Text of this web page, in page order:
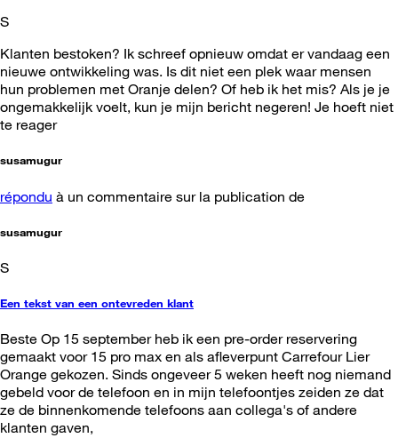
S
Klanten bestoken? Ik schreef opnieuw omdat er vandaag een
nieuwe ontwikkeling was. Is dit niet een plek waar mensen
hun problemen met Oranje delen? Of heb ik het mis? Als je je
ongemakkelijk voelt, kun je mijn bericht negeren! Je hoeft niet
te reager
susamugur
répondu à un commentaire sur la publication de
susamugur
S
Een tekst van een ontevreden klant
Beste Op 15 september heb ik een pre-order reservering
gemaakt voor 15 pro max en als afleverpunt Carrefour Lier
Orange gekozen. Sinds ongeveer 5 weken heeft nog niemand
gebeld voor de telefoon en in mijn telefoontjes zeiden ze dat
ze de binnenkomende telefoons aan collega's of andere
klanten gaven,